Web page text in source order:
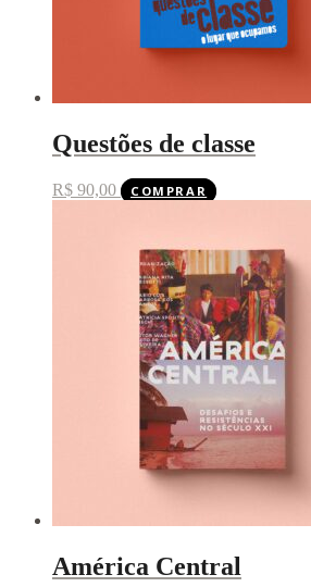
Questões de classe
R$ 90,00 COMPRAR
América Central